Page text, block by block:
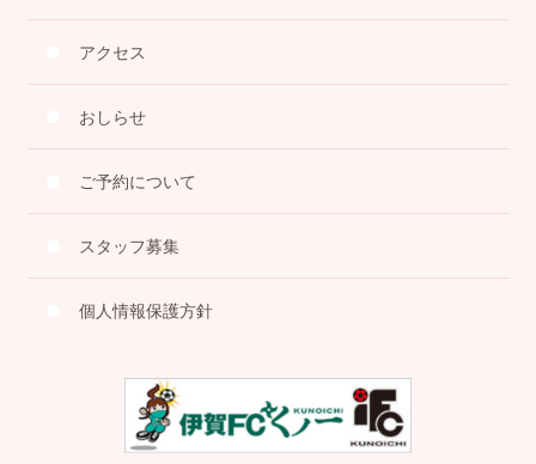
アクセス
おしらせ
ご予約について
スタッフ募集
個人情報保護方針